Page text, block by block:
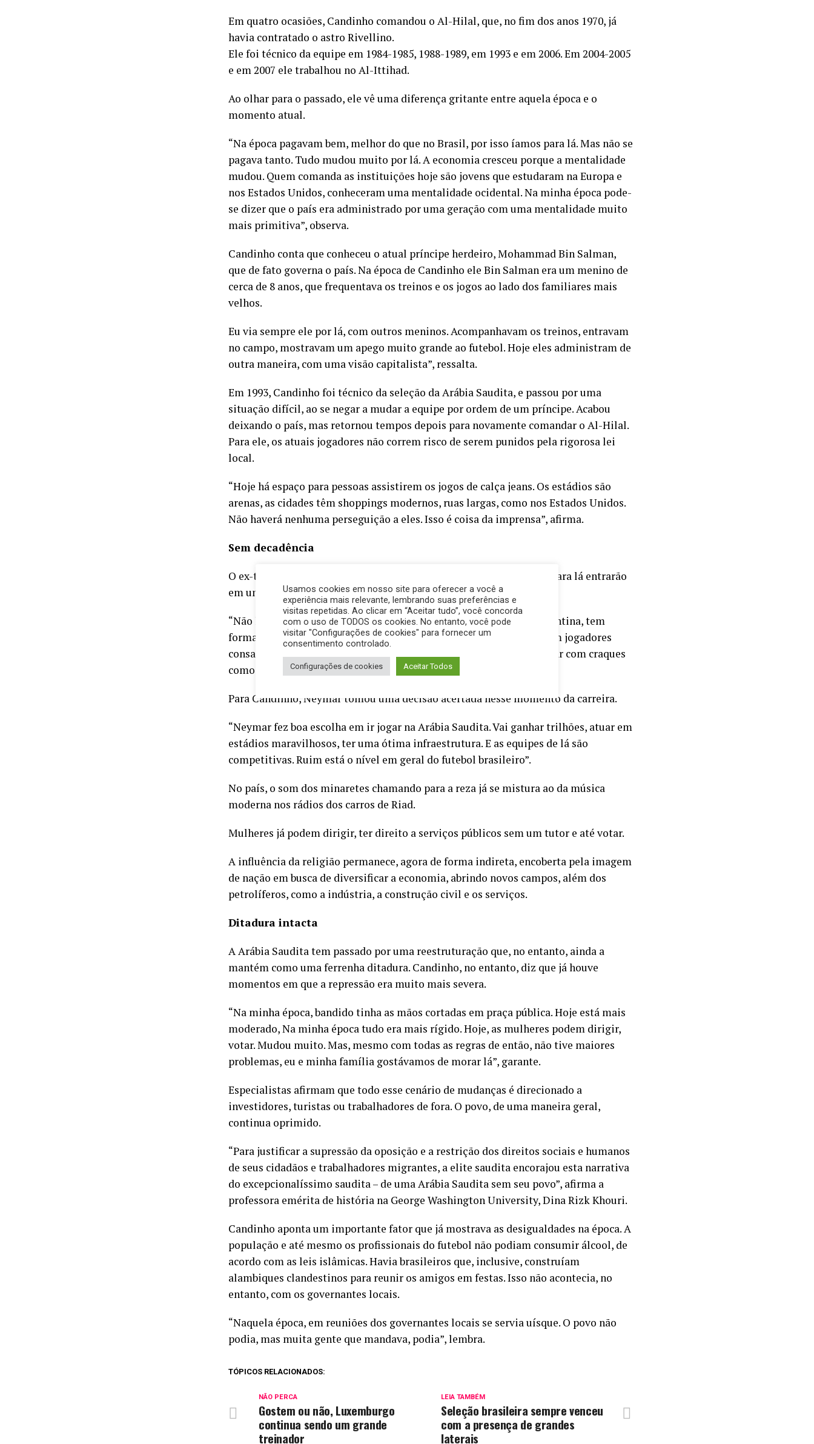
Em quatro ocasiões, Candinho comandou o Al-Hilal, que, no fim dos anos 1970, já
havia contratado o astro Rivellino.
Ele foi técnico da equipe em 1984-1985, 1988-1989, em 1993 e em 2006. Em 2004-2005
e em 2007 ele trabalhou no Al-Ittihad.
Ao olhar para o passado, ele vê uma diferença gritante entre aquela época e o
momento atual.
“Na época pagavam bem, melhor do que no Brasil, por isso íamos para lá. Mas não se
pagava tanto. Tudo mudou muito por lá. A economia cresceu porque a mentalidade
mudou. Quem comanda as instituições hoje são jovens que estudaram na Europa e
nos Estados Unidos, conheceram uma mentalidade ocidental. Na minha época pode-
se dizer que o país era administrado por uma geração com uma mentalidade muito
mais primitiva”, observa.
Candinho conta que conheceu o atual príncipe herdeiro, Mohammad Bin Salman,
que de fato governa o país. Na época de Candinho ele Bin Salman era um menino de
cerca de 8 anos, que frequentava os treinos e os jogos ao lado dos familiares mais
velhos.
Eu via sempre ele por lá, com outros meninos. Acompanhavam os treinos, entravam
no campo, mostravam um apego muito grande ao futebol. Hoje eles administram de
outra maneira, com uma visão capitalista”, ressalta.
Em 1993, Candinho foi técnico da seleção da Arábia Saudita, e passou por uma
situação difícil, ao se negar a mudar a equipe por ordem de um príncipe. Acabou
deixando o país, mas retornou tempos depois para novamente comandar o Al-Hilal.
Para ele, os atuais jogadores não correm risco de serem punidos pela rigorosa lei
local.
“Hoje há espaço para pessoas assistirem os jogos de calça jeans. Os estádios são
arenas, as cidades têm shoppings modernos, ruas largas, como nos Estados Unidos.
Não haverá nenhuma perseguição a eles. Isso é coisa da imprensa”, afirma.
Sem decadência
O ex-treinador rebate as afirmações de que os jogadores que foram para lá entrarão
em uma fase de declínio na carreira.
“Não há decadência nenhuma em ir para lá. A Arábia ganhou da Argentina, tem
formado bons jogadores. O nível é bom e vai se elevar ainda mais com jogadores
consagrados. Não são eles que vão piorar, o futebol é que vai melhorar com craques
como Neymar, Benzema e Cristiano Ronaldo”.
Para Candinho, Neymar tomou uma decisão acertada nesse momento da carreira.
“Neymar fez boa escolha em ir jogar na Arábia Saudita. Vai ganhar trilhões, atuar em
estádios maravilhosos, ter uma ótima infraestrutura. E as equipes de lá são
competitivas. Ruim está o nível em geral do futebol brasileiro”.
No país, o som dos minaretes chamando para a reza já se mistura ao da música
moderna nos rádios dos carros de Riad.
Mulheres já podem dirigir, ter direito a serviços públicos sem um tutor e até votar.
A influência da religião permanece, agora de forma indireta, encoberta pela imagem
de nação em busca de diversificar a economia, abrindo novos campos, além dos
petrolíferos, como a indústria, a construção civil e os serviços.
Ditadura intacta
A Arábia Saudita tem passado por uma reestruturação que, no entanto, ainda a
mantém como uma ferrenha ditadura. Candinho, no entanto, diz que já houve
momentos em que a repressão era muito mais severa.
“Na minha época, bandido tinha as mãos cortadas em praça pública. Hoje está mais
moderado, Na minha época tudo era mais rígido. Hoje, as mulheres podem dirigir,
votar. Mudou muito. Mas, mesmo com todas as regras de então, não tive maiores
problemas, eu e minha família gostávamos de morar lá”, garante.
Especialistas afirmam que todo esse cenário de mudanças é direcionado a
investidores, turistas ou trabalhadores de fora. O povo, de uma maneira geral,
continua oprimido.
“Para justificar a supressão da oposição e a restrição dos direitos sociais e humanos
de seus cidadãos e trabalhadores migrantes, a elite saudita encorajou esta narrativa
do excepcionalíssimo saudita – de uma Arábia Saudita sem seu povo”, afirma a
professora emérita de história na George Washington University, Dina Rizk Khouri.
Candinho aponta um importante fator que já mostrava as desigualdades na época. A
população e até mesmo os profissionais do futebol não podiam consumir álcool, de
acordo com as leis islâmicas. Havia brasileiros que, inclusive, construíam
alambiques clandestinos para reunir os amigos em festas. Isso não acontecia, no
entanto, com os governantes locais.
“Naquela época, em reuniões dos governantes locais se servia uísque. O povo não
podia, mas muita gente que mandava, podia”, lembra.
TÓPICOS RELACIONADOS:
LEIA TAMBÉM
Seleção brasileira sempre venceu
com a presença de grandes
laterais
NÃO PERCA
Gostem ou não, Luxemburgo
continua sendo um grande
treinador
Usamos cookies em nosso site para oferecer a você a
experiência mais relevante, lembrando suas preferências e
visitas repetidas. Ao clicar em “Aceitar tudo”, você concorda
com o uso de TODOS os cookies. No entanto, você pode
visitar "Configurações de cookies" para fornecer um
consentimento controlado.
Configurações de cookies Aceitar Todos